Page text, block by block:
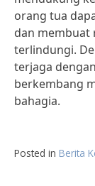
orang tua
dan membuat
terlindungi.
terjaga
berkembang
bahagia.
Posted in Berita